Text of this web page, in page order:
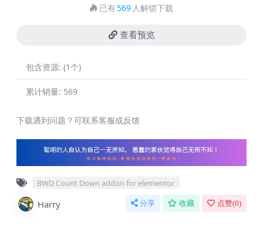
已有569 人解锁下载
查看预览
包含资源: (1个)
累计销量: 569
下载遇到问题？可联系客服或反馈
BWD Count Down addon for elementor
Harry 分享 收藏 点赞(0)